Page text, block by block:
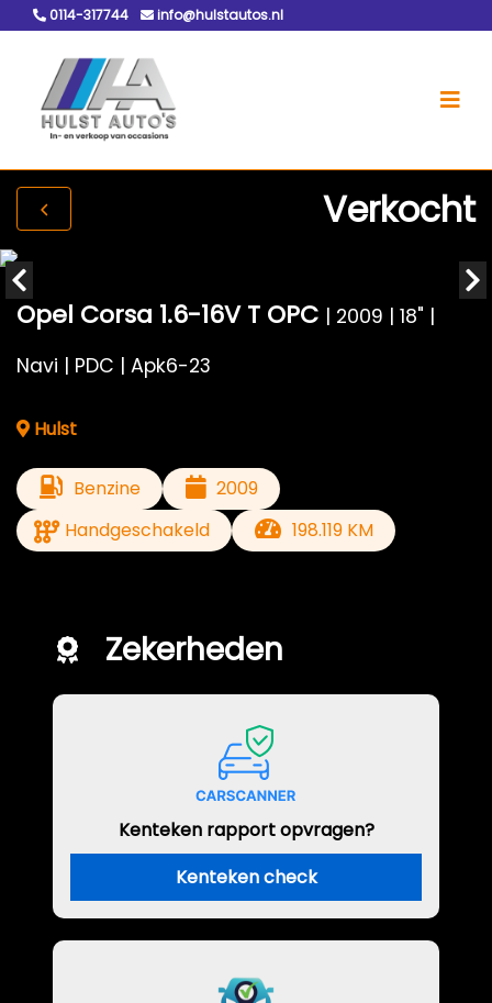
0114-317744 info@hulstautos.nl
Verkocht
Opel Corsa 1.6-16V T OPC | 2009 | 18" |
Navi | PDC | Apk6-23
Hulst
Benzine
2009
Handgeschakeld
198.119 KM
Zekerheden
Kenteken rapport opvragen?
Kenteken check